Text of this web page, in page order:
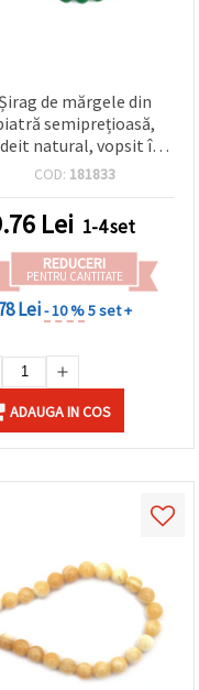
Șirag de mărgele din
semiprețioasă,
natural, vopsit în
rotunde, 8 mm ~ 47
COD: 181833
Lei 1-4 set
REDUCERI
PENTRU CANTITATE
Lei- 10 %5 set +
ADAUGA IN COS